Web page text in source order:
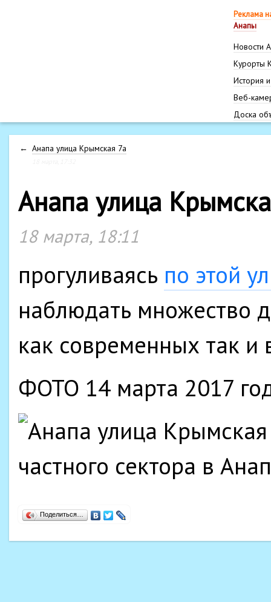
Реклама
Анапы
Новости
Курорты
История
Веб-
Доска
← Анапа улица Крымская 7а
Анапа улица
18 марта, 18:11
прогуливаясь по этой
наблюдать множество
как современных так
ФОТО 14 марта 2017
Поделиться…